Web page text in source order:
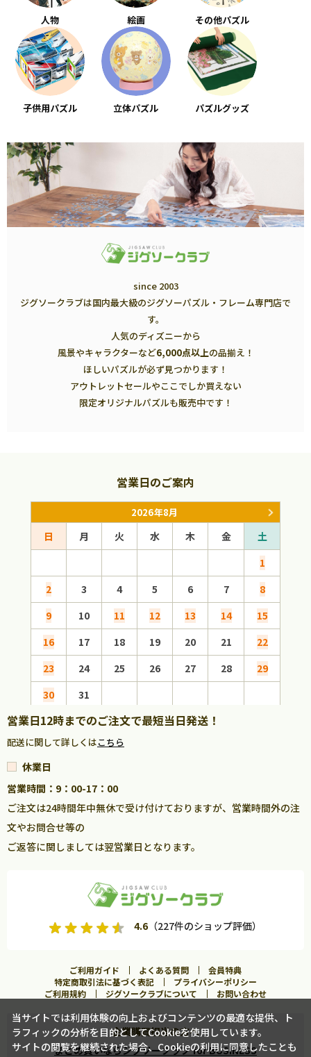
カートに入れる
人物 絵画 その他パズル
子供用パズル 立体パズル パズルグッズ
since 2003
ジグソークラブは国内最大級のジグソーパズル・フレーム専門店で
す。
人気のディズニーから
風景やキャラクターなど6,000点以上の品揃え！
ほしいパズルが必ず見つかります！
アウトレットセールやここでしか買えない
限定オリジナルパズルも販売中です！
営業日のご案内
2026年8月
日 月 火 水 木 金
土
1
2
3 4 5 6 7
8
9
10 11 12 13 14
15
16
17 18 19 20 21
22
23
24 25 26 27 28
29
30
31
営業日12時までのご注文で最短当日発送！
配送に関して詳しくはこちら
休業日
営業時間：9：00-17：00
ご注文は24時間年中無休で受け付けておりますが、営業時間外の注
文やお問合せ等の
ご返答に関しましては翌営業日となります。
4.6（227件のショップ評価）
ご利用ガイド よくある質問
会員特典
特定商取引法に基づく表記
プライバシーポリシー
ご利用規約
ジグソークラブについて お問い合わせ
企業購買担当の方へ
まとめ買いならジグソークラブ for BUSINESS
当サイトでは利用体験の向上およびコンテンツの最適な提供、ト
ラフィックの分析を目的としてCookieを使用しています。
サイトの閲覧を継続された場合、Cookieの利用に同意したことも